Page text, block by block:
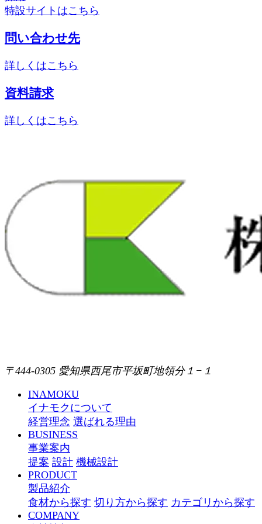
特設サイトはこちら
問い合わせ先
詳しくはこちら
資料請求
詳しくはこちら
〒444-0305 愛知県西尾市平坂町地領分１−１
INAMOKU
イナモクについて
経営理念 選ばれる理由
BUSINESS
事業案内
提案 設計 機械設計
PRODUCT
製品紹介
食材から探す 切り方から探す カテゴリから探す
COMPANY